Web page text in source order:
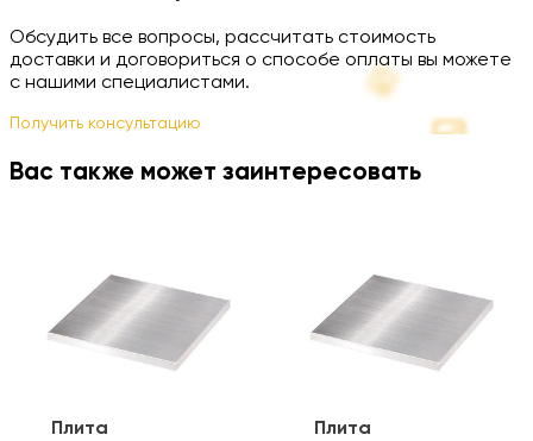
Обсудить все вопросы, рассчитать стоимость
доставки и договориться о способе оплаты вы можете
с нашими специалистами.
Получить консультацию
Вас также может заинтересовать
Плита
Плита